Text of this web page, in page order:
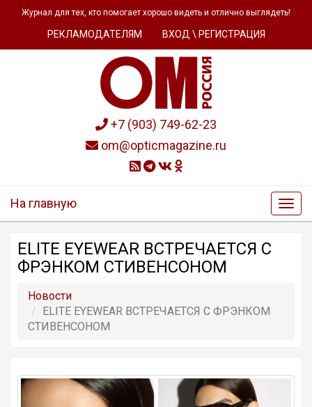
Журнал для тех, кто помогает хорошо видеть и отлично выглядеть!
РЕКЛАМОДАТЕЛЯМ ВХОД \ РЕГИСТРАЦИЯ
+7 (903) 749-62-23
om@opticmagazine.ru
На главную
ELITE EYEWEAR ВСТРЕЧАЕТСЯ С
ФРЭНКОМ СТИВЕНСОНОМ
Новости
ELITE EYEWEAR ВСТРЕЧАЕТСЯ С ФРЭНКОМ
СТИВЕНСОНОМ